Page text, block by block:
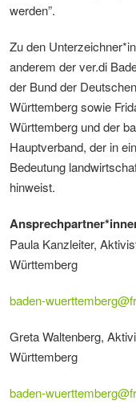
werden”.
Zu den
anderem der ver.di
der Bund der
Württemberg sowie
Württemberg und der
Hauptverband, der in
Bedeutung
hinweist.
Paula Kanzleiter,
Württemberg
baden-wuerttemberg@
Greta Waltenberg,
Württemberg
baden-wuerttemberg@